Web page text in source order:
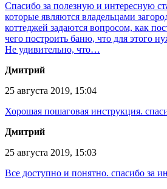
Спасибо за полезную и интересную
которые являются владельцами
коттеджей задаются вопросом, как
чего построить баню, что для этого
Не удивительно, что…
Дмитрий
25 августа 2019, 15:04
Хорошая пошаговая инструкция.
Дмитрий
25 августа 2019, 15:03
Все доступно и понятно. спасибо за